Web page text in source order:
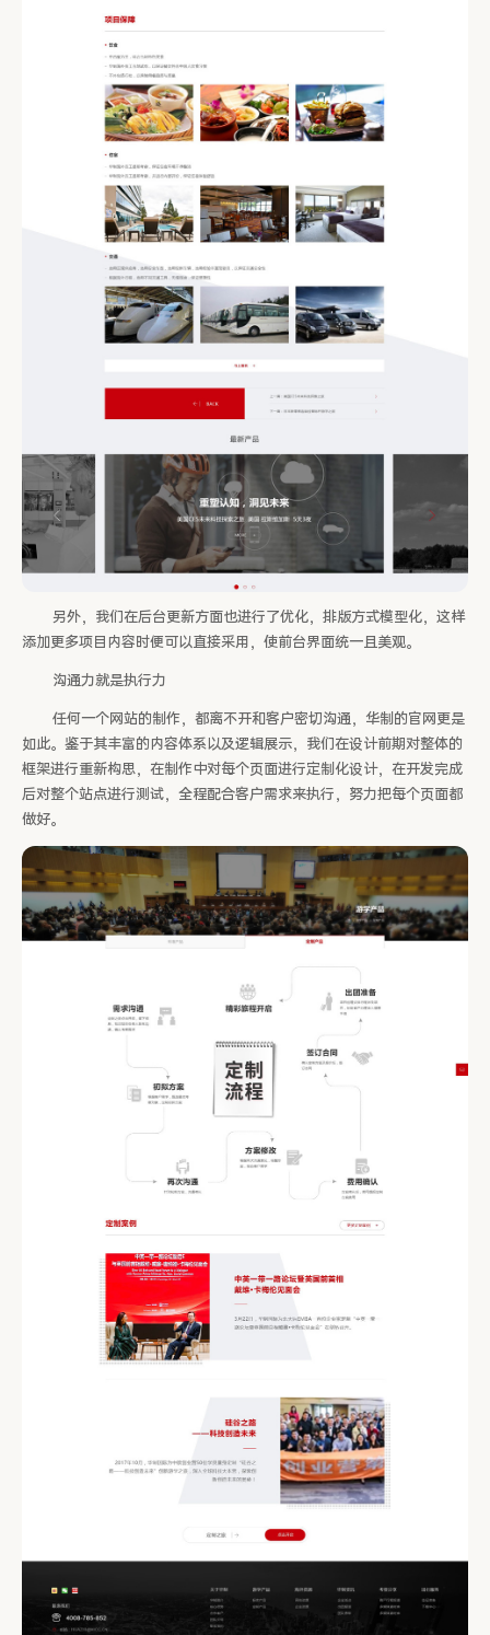
另外，我们在后台更新方面也进行了优化，排版方式模型化，这样
添加更多项目内容时便可以直接采用，使前台界面统一且美观。
沟通力就是执行力
任何一个网站的制作，都离不开和客户密切沟通，华制的官网更是
如此。鉴于其丰富的内容体系以及逻辑展示，我们在设计前期对整体的
框架进行重新构思，在制作中对每个页面进行定制化设计，在开发完成
后对整个站点进行测试，全程配合客户需求来执行，努力把每个页面都
做好。